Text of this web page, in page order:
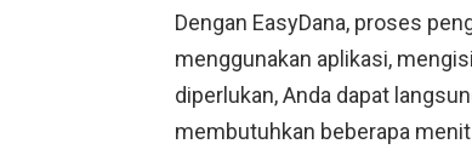
Dengan EasyDana, proses
menggunakan aplikasi,
diperlukan, Anda dapat
membutuhkan beberapa